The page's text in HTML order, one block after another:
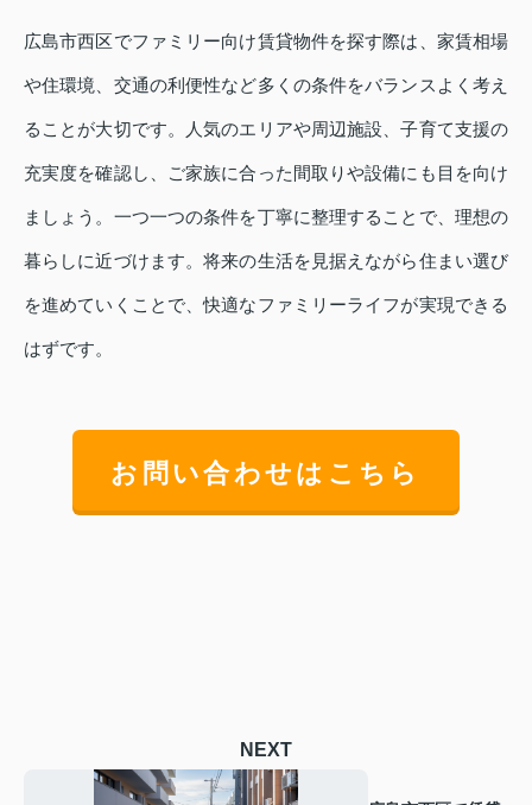
広島市西区でファミリー向け賃貸物件を探す際は、家賃相場
や住環境、交通の利便性など多くの条件をバランスよく考え
ることが大切です。人気のエリアや周辺施設、子育て支援の
充実度を確認し、ご家族に合った間取りや設備にも目を向け
ましょう。一つ一つの条件を丁寧に整理することで、理想の
暮らしに近づけます。将来の生活を見据えながら住まい選び
を進めていくことで、快適なファミリーライフが実現できる
はずです。
お問い合わせはこちら
NEXT